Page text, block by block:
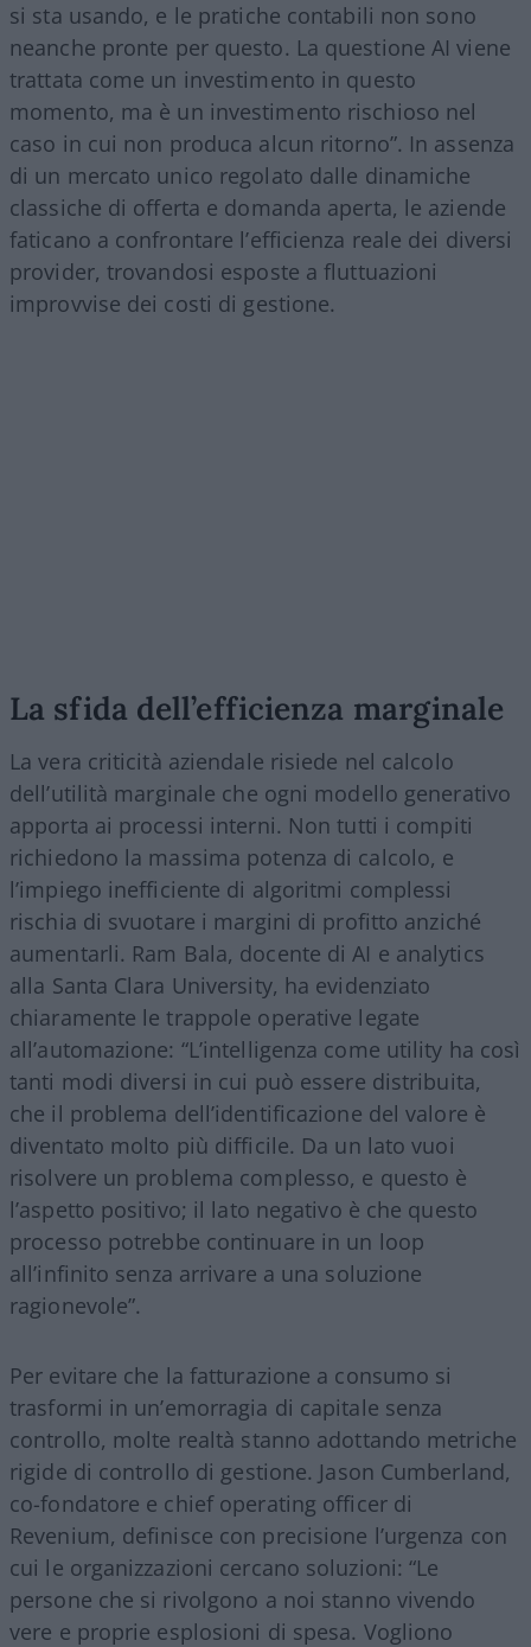
si sta usando, e le pratiche contabili non sono
neanche pronte per questo. La questione AI viene
trattata come un investimento in questo
momento, ma è un investimento rischioso nel
caso in cui non produca alcun ritorno”. In assenza
di un mercato unico regolato dalle dinamiche
classiche di offerta e domanda aperta, le aziende
faticano a confrontare l’efficienza reale dei diversi
provider, trovandosi esposte a fluttuazioni
improvvise dei costi di gestione.
La sfida dell’efficienza marginale
La vera criticità aziendale risiede nel calcolo
dell’utilità marginale che ogni modello generativo
apporta ai processi interni. Non tutti i compiti
richiedono la massima potenza di calcolo, e
l’impiego inefficiente di algoritmi complessi
rischia di svuotare i margini di profitto anziché
aumentarli. Ram Bala, docente di AI e analytics
alla Santa Clara University, ha evidenziato
chiaramente le trappole operative legate
all’automazione: “L’intelligenza come utility ha così
tanti modi diversi in cui può essere distribuita,
che il problema dell’identificazione del valore è
diventato molto più difficile. Da un lato vuoi
risolvere un problema complesso, e questo è
l’aspetto positivo; il lato negativo è che questo
processo potrebbe continuare in un loop
all’infinito senza arrivare a una soluzione
ragionevole”.
Per evitare che la fatturazione a consumo si
trasformi in un’emorragia di capitale senza
controllo, molte realtà stanno adottando metriche
rigide di controllo di gestione. Jason Cumberland,
co-fondatore e chief operating officer di
Revenium, definisce con precisione l’urgenza con
cui le organizzazioni cercano soluzioni: “Le
persone che si rivolgono a noi stanno vivendo
vere e proprie esplosioni di spesa. Vogliono